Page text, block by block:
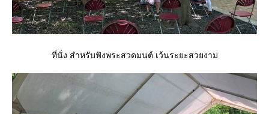
ที่นั่ง สำหรับฟังพระสวดมนต์ เว้นระยะสวยงาม